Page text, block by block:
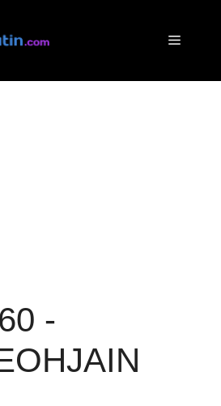
Valikko
-